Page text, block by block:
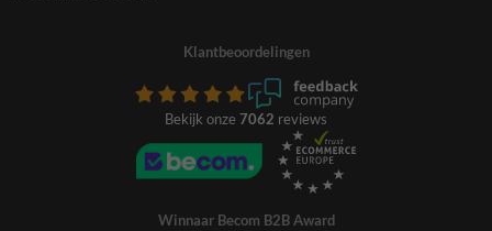
Klantbeoordelingen
Bekijk onze 7062 reviews
Winnaar Becom B2B Award